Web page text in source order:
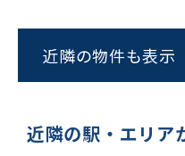
スムーズ
近隣の物件も表示
近隣の駅・エリア